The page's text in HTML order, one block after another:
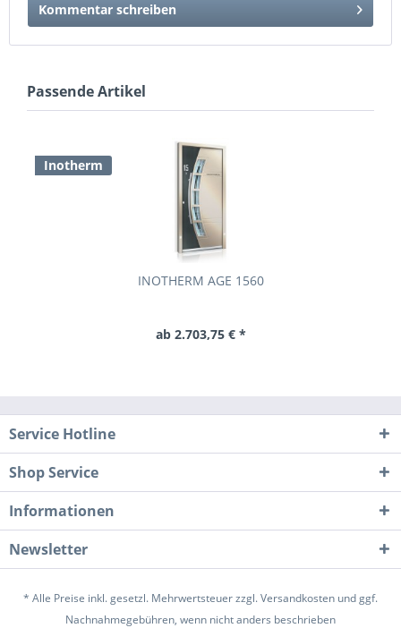
Kommentar schreiben
Passende Artikel
Inotherm
INOTHERM AGE 1560
ab 2.703,75 € *
Service Hotline
Shop Service
Informationen
Newsletter
* Alle Preise inkl. gesetzl. Mehrwertsteuer zzgl.Versandkosten und ggf.
Nachnahmegebühren, wenn nicht anders beschrieben